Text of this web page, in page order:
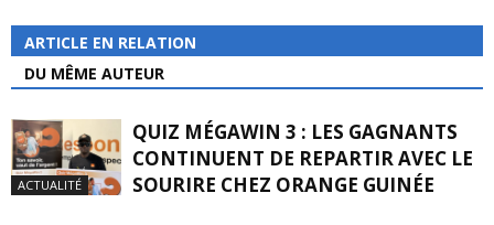
ARTICLE EN RELATION
DU MÊME AUTEUR
ACTUALITÉ
QUIZ MÉGAWIN 3 : LES GAGNANTS
CONTINUENT DE REPARTIR AVEC LE
SOURIRE CHEZ ORANGE GUINÉE